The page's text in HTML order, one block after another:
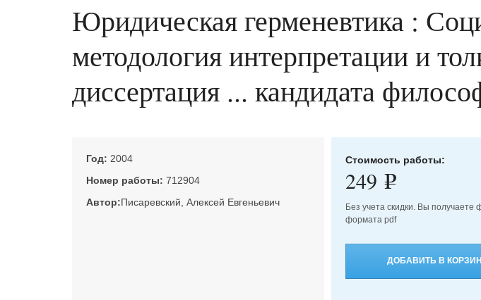
Юридическая герменевтика :
методология интерпретации и
диссертация ... кандидата
Год: 2004
Номер работы: 712904
Автор:Писаревский, Алексей Евгеньевич
Стоимость работы:
249 e
Без учета скидки. Вы получаете
формата pdf
ДОБАВИТЬ В